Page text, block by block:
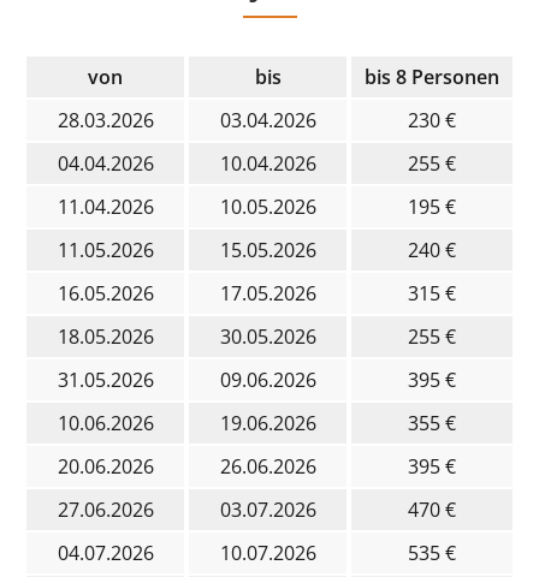
von bis
bis 8 Personen
28.03.2026
03.04.2026
230 €
04.04.2026
10.04.2026
255 €
11.04.2026
10.05.2026
195 €
11.05.2026
15.05.2026
240 €
16.05.2026
17.05.2026
315 €
18.05.2026
30.05.2026
255 €
31.05.2026
09.06.2026
395 €
10.06.2026
19.06.2026
355 €
20.06.2026
26.06.2026
395 €
27.06.2026
03.07.2026
470 €
04.07.2026
10.07.2026
535 €